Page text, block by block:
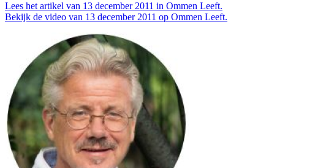
Lees het artikel van 13 december 2011 in Ommen Leeft.
Bekijk de video van 13 december 2011 op Ommen Leeft.